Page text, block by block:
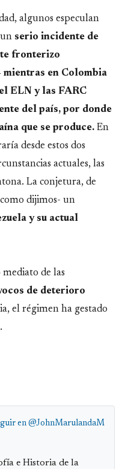
algunos especulan
serio incidente de
fronterizo
en Colombia
ELN y las FARC
del país, por donde
que se produce. En
desde estos dos
actuales, las
La conjetura, de
dijimos- un
y su actual
de las
de deterioro
el régimen ha gestado
en @JohnMarulandaM
e Historia de la